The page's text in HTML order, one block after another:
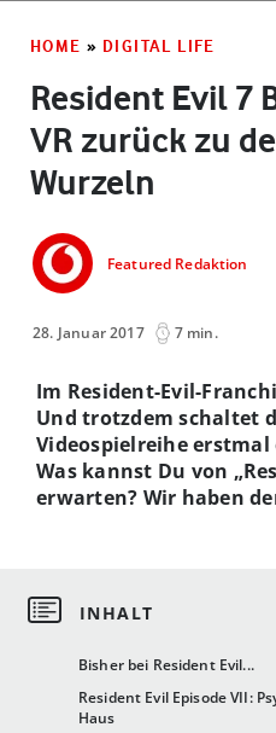
HOME » DIGITAL LIFE
Resident Evil 7
VR zurück zu
Wurzeln
Featured Redaktion
28. Januar 2017 7 min.
Bisher bei Resident Evil...
Resident Evil Episode VII:
Haus
Im Resident-Evil-
Und trotzdem schaltet
Videospielreihe
Was kannst Du von
erwarten? Wir haben